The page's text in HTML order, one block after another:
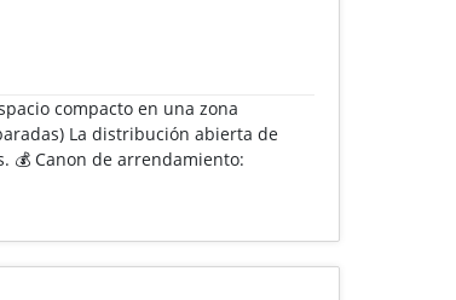
compacto en una zona
La distribución abierta de
💰 Canon de arrendamiento: